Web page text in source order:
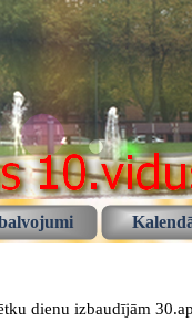
dienu izbaudījām